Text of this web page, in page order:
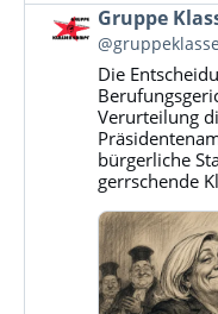
Beitrag
von
Gruppe
Klassenkampf
Bluesky
ansehen
Gruppe
Die
Verurteilung
bürgerliche
gerrschende